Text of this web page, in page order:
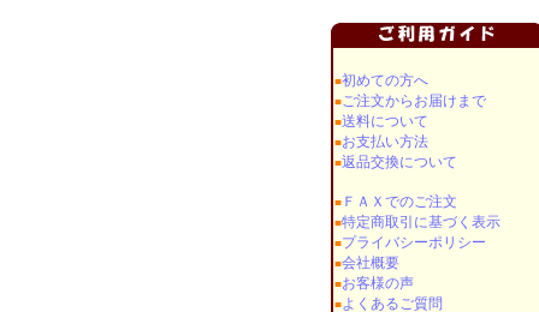
■初めての方へ
■ご注文からお届けまで
■送料について
■お支払い方法
■返品交換について
■ＦＡＸでのご注文
■特定商取引に基づく表示
■プライバシーポリシー
■会社概要
■お客様の声
■よくあるご質問